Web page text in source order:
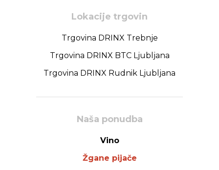
Lokacije trgovin
Trgovina DRINX Trebnje
Trgovina DRINX BTC Ljubljana
Trgovina DRINX Rudnik Ljubljana
Naša ponudba
Vino
Žgane pijače